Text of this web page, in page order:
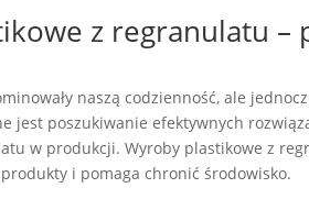
z regranulatu –
naszą codzienność, ale
jest poszukiwanie efektywnych
w produkcji. Wyroby plastikowe z
i pomaga chronić środowisko.